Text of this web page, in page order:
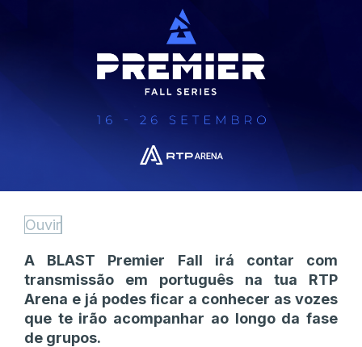
Ouvir
A BLAST Premier Fall irá contar com
transmissão em português na tua RTP
Arena e já podes ficar a conhecer as vozes
que te irão acompanhar ao longo da fase
de grupos.